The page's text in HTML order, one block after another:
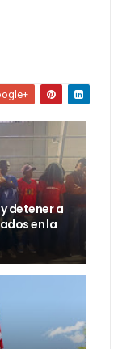
detener a
en la